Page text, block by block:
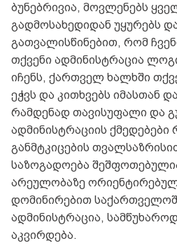
ბუნებრივია, მოვლენებს
გადმოსახედიდან უყურებს
გათვალისწინებით, რომ
თქვენი ადმინისტრაცია
იჩენს, ქართველ ხალხში
ეჭვს და კითხვებს იმასთან
რამდენად თავისუფალი და
ადმინისტრაციის ქმედებები
განმტკიცების
საზოგადოება
არეულობაზე
დომინირებით
ადმინისტრაცია,
აკვირდება.